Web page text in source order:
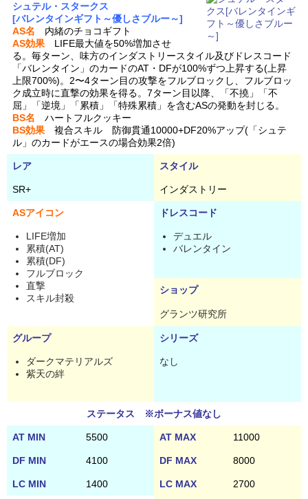
シュテル・スタークス
[バレンタインギフト～優しさブルー～]
AS名 内緒のチョコギフト
AS効果 LIFE最大値を50%増加させ
る。毎ターン、味方のインダストリースタイル及びドレスコード
「バレンタイン」のカードのAT・DFが100%ずつ上昇する(上昇
上限700%)。2〜4ターン目の攻撃をフルブロックし、フルブロッ
ク成立時に直撃の効果を得る。7ターン目以降、「不撓」「不
屈」「逆境」「累積」「特殊累積」を含むASの発動を封じる。
BS名 ハートフルクッキー
BS効果 複合スキル 防御貫通10000+DF20%アップ(「シュテ
ル」のカードがエースの場合効果2倍)
レア スタイル
SR+ インダストリー
ASアイコン ドレスコード
LIFE増加
累積(AT)
累積(DF)
フルブロック
直撃
スキル封殺
デュエル
バレンタイン
ショップ
グランツ研究所
グループ シリーズ
ダークマテリアルズ
紫天の絆
なし
ステータス ※ボーナス値なし
AT MIN 5500 AT MAX 11000
DF MIN 4100 DF MAX 8000
LC MIN 1400 LC MAX 2700